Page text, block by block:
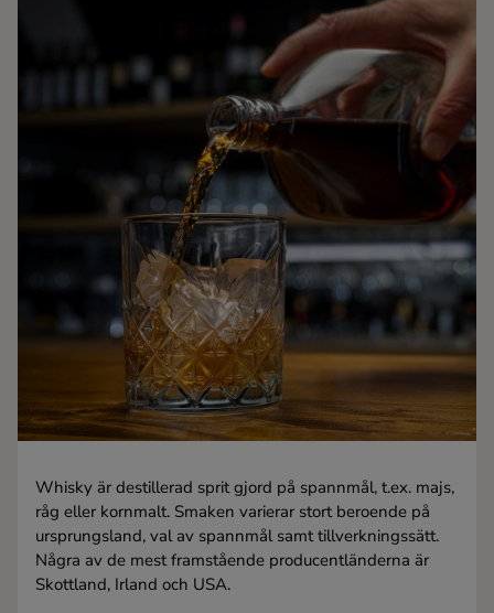
Cocktails
Likör
Shots
Tequila
Vodka
Whisky är destillerad sprit gjord på spannmål, t.ex. majs,
råg eller kornmalt. Smaken varierar stort beroende på
ursprungsland, val av spannmål samt tillverkningssätt.
Några av de mest framstående producentländerna är
Skottland, Irland och USA.